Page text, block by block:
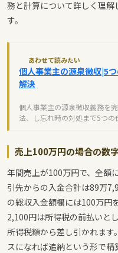
務と計算について詳しく理
す。
あわせて読みたい
個人事業主の源泉徴収|5
解決
個人事業主の源泉徴収義務を
法、し忘れ時の対処まで5つの
売上100万円の場合の数
年間売上が100万円で、全額
引先からの入金合計は89万
の総収入金額欄には100万円
2,100円は所得税の前払いと
所得税額から差し引かれま
スになれば追納という形で